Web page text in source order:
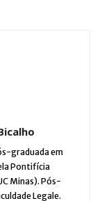
graduada em
Pontifícia
Minas). Pós-
Legale.